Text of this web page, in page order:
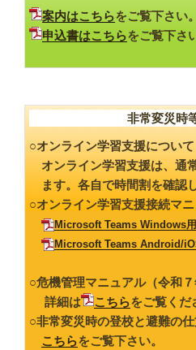
案内はこちらをご覧下さい。
申込書はこちらをご覧下さ
非常変災時
○オンライン学習支援について
オンライン学習支援は、通
ます。各自で時間割を確認
○オンライン学習支援接続マ
Microsoft Teams Windows用
Microsoft Teams Android/
○危機管理マニュアル（令和７
詳細は
こちらをご覧くだ
○非常変災時の登校と避難の
こちらをご覧下さい。